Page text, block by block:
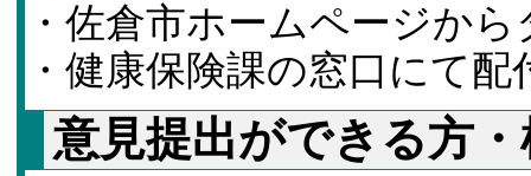
・佐倉市ホームページか
・健康保険課の窓口にて配
意見提出ができる方・